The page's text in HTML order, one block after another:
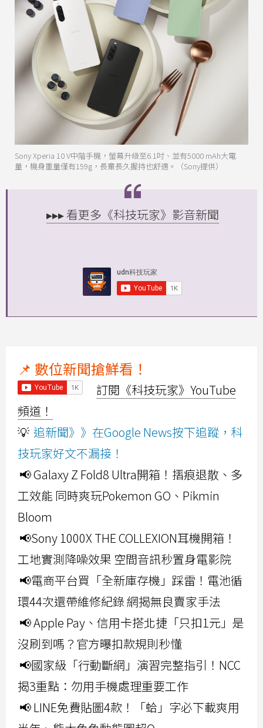
Sony Xperia 10 V中階手機，螢幕升級至6.1吋、並有5000 mAh大電
量，機身重量僅有159g，長輩長久握持也舒適。（Sony提供）
▸▸▸ 看更多《科技玩家》影音新聞
📌 數位新聞搶鮮看！
訂閱《科技玩家》YouTube
頻道！
💡 追新聞》》在Google News按下追蹤，科
技玩家好文不漏接！
📢 Galaxy Z Fold8 Ultra開箱！摺痕退散、多
工效能 同時爽玩Pokemon GO、Pikmin
Bloom
📢Sony 1000X THE COLLEXION耳機開箱！
工地實測降噪效果 空間音訊秒置身電影院
📢電商平台買「全新庫存機」踩雷！電池循
環44次還帶維修紀錄 網揭無良賣家手法
📢 Apple Pay、信用卡搭北捷「只扣1元」是
沒刷到嗎？官方曝扣款規則秒懂
📢國家級「行動斷網」演習完整指引！NCC
揭3重點：勿用手機處理重要工作
📢 LINE免費貼圖4款！「蛤」字必下載爽用